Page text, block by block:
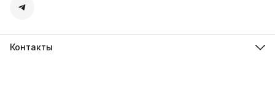
Контакты